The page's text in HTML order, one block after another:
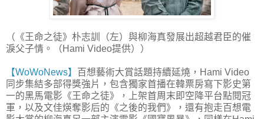
（《王命之徒》朴志訓（左）與柳海真發展出超越君臣的催
淚父子情。（Hami Video提供））
【WoWoNews】 百想藝術大賞話題持續延燒，Hami Video
同步集結多部得獎強片，包含獨家首播在韓票房寫下影史第
一的黑馬電影《王命之徒》，上架首周末即空降平台點閱冠
軍，以及文佳煐奪影后的《之後的我們》，還有抱走百想電